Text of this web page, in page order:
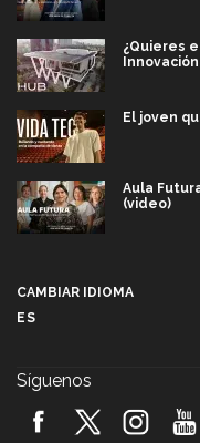
¿Quieres
El joven
Aula
(video)
2026!
CAMBIAR IDIOMA
ES
Síguenos